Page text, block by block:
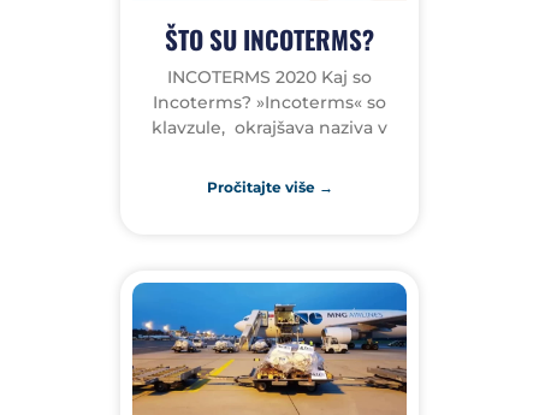
ŠTO SU INCOTERMS?
INCOTERMS 2020 Kaj so
Incoterms? »Incoterms« so
klavzule, okrajšava naziva v
Pročitajte više →